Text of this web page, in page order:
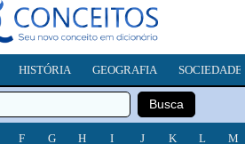
HISTÓRIA GEOGRAFIA SOCIEDADE
F G H I J K L M